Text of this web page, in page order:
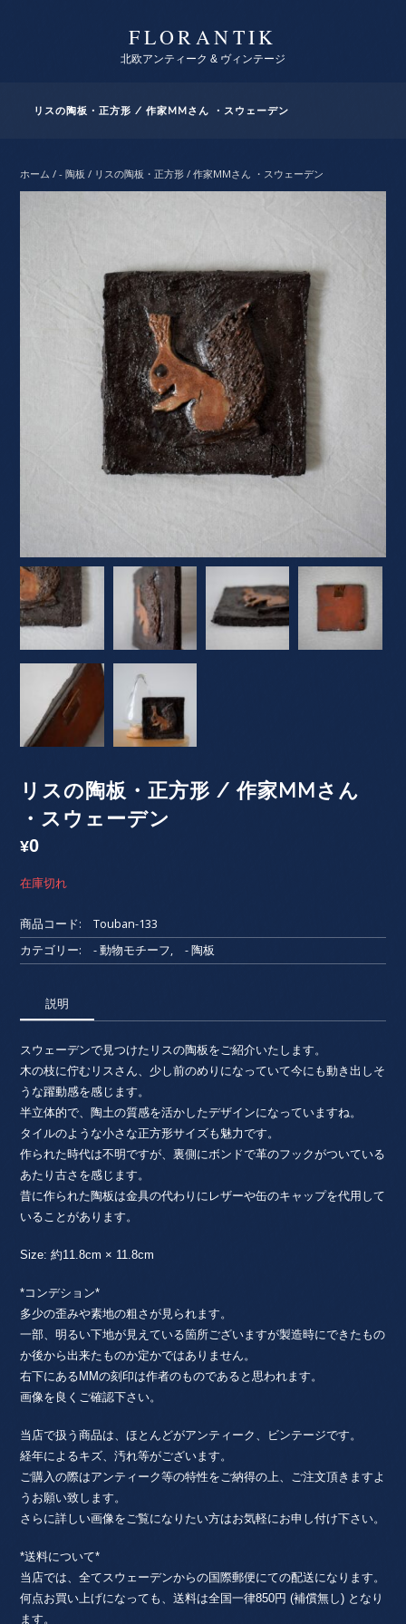
FLORANTIK
北欧アンティーク & ヴィンテージ
リスの陶板・正方形 / 作家MMさん ・スウェーデン
ホーム /- 陶板 / リスの陶板・正方形 / 作家MMさん ・スウェーデン
リスの陶板・正方形 / 作家MMさん
・スウェーデン
¥0
在庫切れ
商品コード:
Touban-133
カテゴリー:
- 動物モチーフ, - 陶板
説明
スウェーデンで見つけたリスの陶板をご紹介いたします。
木の枝に佇むリスさん、少し前のめりになっていて今にも動き出しそ
うな躍動感を感じます。
半立体的で、陶土の質感を活かしたデザインになっていますね。
タイルのような小さな正方形サイズも魅力です。
作られた時代は不明ですが、裏側にボンドで革のフックがついている
あたり古さを感じます。
昔に作られた陶板は金具の代わりにレザーや缶のキャップを代用して
いることがあります。
Size: 約11.8cm × 11.8cm
*コンデション*
多少の歪みや素地の粗さが見られます。
一部、明るい下地が見えている箇所ございますが製造時にできたもの
か後から出来たものか定かではありません。
右下にあるMMの刻印は作者のものであると思われます。
画像を良くご確認下さい。
当店で扱う商品は、ほとんどがアンティーク、ビンテージです。
経年によるキズ、汚れ等がございます。
ご購入の際はアンティーク等の特性をご納得の上、ご注文頂きますよ
うお願い致します。
さらに詳しい画像をご覧になりたい方はお気軽にお申し付け下さい。
*送料について*
当店では、全てスウェーデンからの国際郵便にての配送になります。
何点お買い上げになっても、送料は全国一律850円 (補償無し) となり
ます。